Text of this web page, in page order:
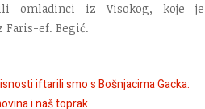
omladinci iz Visokog, koje je
Faris-ef. Begić.